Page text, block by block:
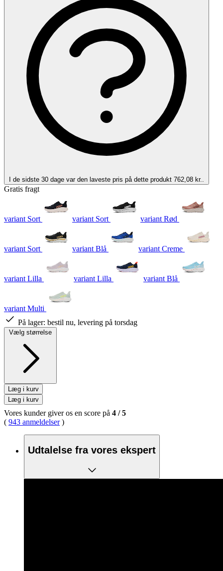
I de sidste 30 dage var den laveste pris på dette produkt 762,08 kr..
Gratis fragt
variant Sort variant Sort variant Rød
variant Sort variant Blå variant Creme
variant Lilla variant Lilla variant Blå
variant Multi
På lager: bestil nu, levering på torsdag
Vælg størrelse
Læg i kurv
Læg i kurv
Vores kunder giver os en score på 4 /5
( 943 anmeldelser)
Udtalelse fra vores ekspert